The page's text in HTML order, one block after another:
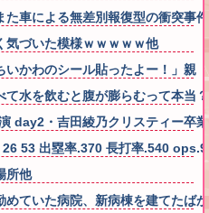
た車による無差別報復型の衝突事
気づいた模様ｗｗｗｗｗ他
いかわのシール貼ったよー！」親
て水を飲むと腹が膨らむって本
day2・吉田綾乃クリスティー卒
26 53 出塁率.370 長打率.540
所他
めていた病院、新病棟を建てた